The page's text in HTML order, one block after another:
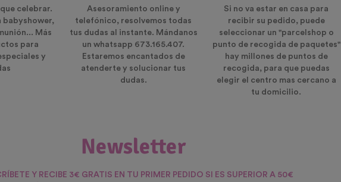
celebrar.
babyshower,
Más
para
y
Asesoramiento online y
telefónico, resolvemos todas
tus dudas al instante. Mándanos
un whatsapp 673.165.407.
Estaremos encantados de
atenderte y solucionar tus
dudas.
Si no va estar en casa para
recibir su pedido, puede
seleccionar un "parcelshop o
punto de recogida de paquetes"
hay millones de puntos de
recogida, para que puedas
elegir el centro mas cercano a
tu domicilio.
Newsletter
Y RECIBE 3€ GRATIS EN TU PRIMER PEDIDO SI ES SUPERIOR A 50€